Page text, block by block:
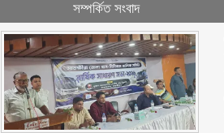
সম্পর্কিত সংবাদ